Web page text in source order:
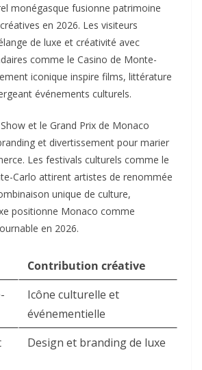
monégasque fusionne patrimoine
en 2026. Les visiteurs
de luxe et créativité avec
comme le Casino de Monte-
iconique inspire films, littérature
événements culturels.​
et le Grand Prix de Monaco
et divertissement pour marier
Les festivals culturels comme le
Carlo attirent artistes de renommée
unique de culture,
positionne Monaco comme
en 2026.​
Contribution créative
Icône culturelle et
événementielle ​
Design et branding de luxe ​